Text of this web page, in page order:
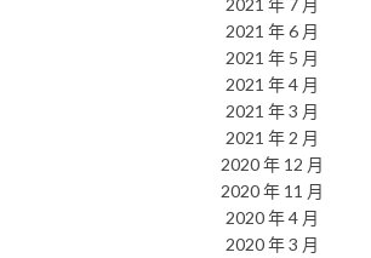
2021 年 6 月
2021 年 5 月
2021 年 4 月
2021 年 3 月
2021 年 2 月
2020 年 12 月
2020 年 11 月
2020 年 4 月
2020 年 3 月